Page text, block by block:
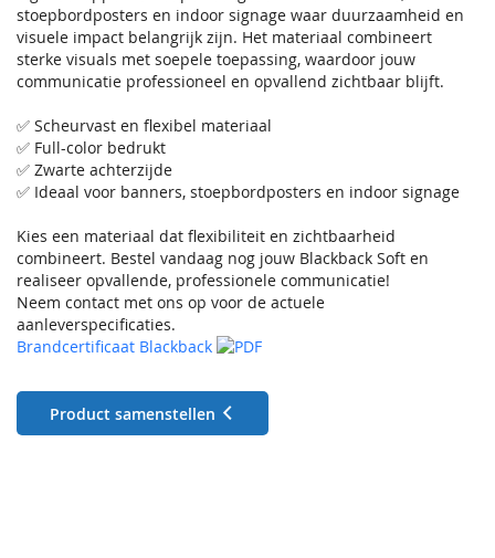
stoepbordposters en indoor signage waar duurzaamheid en
visuele impact belangrijk zijn. Het materiaal combineert
sterke visuals met soepele toepassing, waardoor jouw
communicatie professioneel en opvallend zichtbaar blijft.
✅ Scheurvast en flexibel materiaal
✅ Full-color bedrukt
✅ Zwarte achterzijde
✅ Ideaal voor banners, stoepbordposters en indoor signage
Kies een materiaal dat flexibiliteit en zichtbaarheid
combineert. Bestel vandaag nog jouw Blackback Soft en
realiseer opvallende, professionele communicatie!
Neem contact met ons op voor de actuele
aanleverspecificaties.
Brandcertificaat Blackback
Product samenstellen